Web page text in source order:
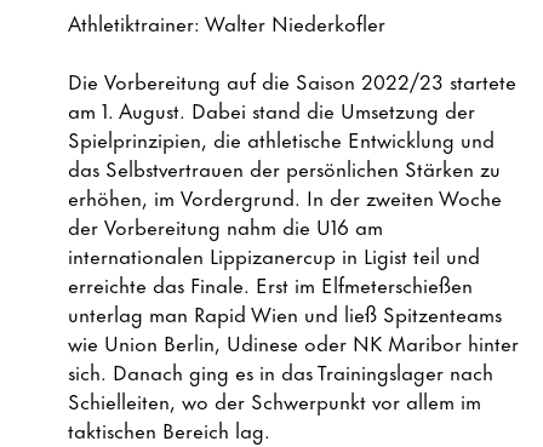
Athletiktrainer: Walter Niederkofler
Die Vorbereitung auf die Saison 2022/23 startete
am 1. August. Dabei stand die Umsetzung der
Spielprinzipien, die athletische Entwicklung und
das Selbstvertrauen der persönlichen Stärken zu
erhöhen, im Vordergrund. In der zweiten Woche
der Vorbereitung nahm die U16 am
internationalen Lippizanercup in Ligist teil und
erreichte das Finale. Erst im Elfmeterschießen
unterlag man Rapid Wien und ließ Spitzenteams
wie Union Berlin, Udinese oder NK Maribor hinter
sich. Danach ging es in das Trainingslager nach
Schielleiten, wo der Schwerpunkt vor allem im
taktischen Bereich lag.